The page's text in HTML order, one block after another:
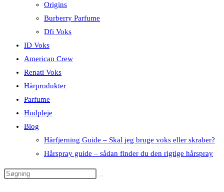
Origins
Burberry Parfume
Dfi Voks
ID Voks
American Crew
Renati Voks
Hårprodukter
Parfume
Hudpleje
Blog
Hårfjerning Guide – Skal jeg bruge voks eller skraber?
Hårspray guide – sådan finder du den rigtige hårspray